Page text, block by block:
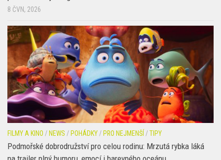
FILMY A KINO/NEWS/POHÁDKY/PRO NEJMENŠÍ /TIPY
Podmořské dobrodružství pro celou rodinu: Mrzutá rybka láká
na trailer plný humoru, emocí i barevného oceánu
18 KVĚ, 2026